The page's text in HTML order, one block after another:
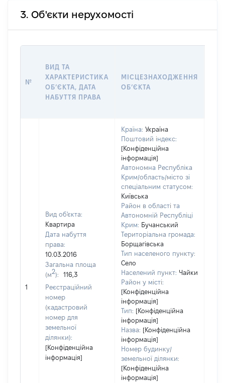
3. Об'єкти нерухомості
№
ВИД ТА
ХАРАКТЕРИСТИКА
ОБʼЄКТА, ДАТА
НАБУТТЯ ПРАВА
МІСЦЕЗНАХОДЖЕННЯ
ОБʼЄКТА
1
Вид об'єкта:
Квартира
Дата набуття
права:
10.03.2016
Загальна площа
(м2):
116,3
Реєстраційний
номер
(кадастровий
номер для
земельної
ділянки):
[Конфіденційна
інформація]
Країна: Україна
Поштовий індекс:
[Конфіденційна
інформація]
Автономна Республіка
Крим/область/місто зі
спеціальним статусом:
Київська
Район в області та
Автономній Республіці
Крим: Бучанський
Територіальна громада:
Борщагівська
Тип населеного пункту:
Село
Населений пункт: Чайки
Район у місті:
[Конфіденційна
інформація]
Тип: [Конфіденційна
інформація]
Назва: [Конфіденційна
інформація]
Номер будинку/
земельної ділянки:
[Конфіденційна
інформація]